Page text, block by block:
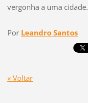
vergonha a uma cidade.
Por Leandro Santos
« Voltar